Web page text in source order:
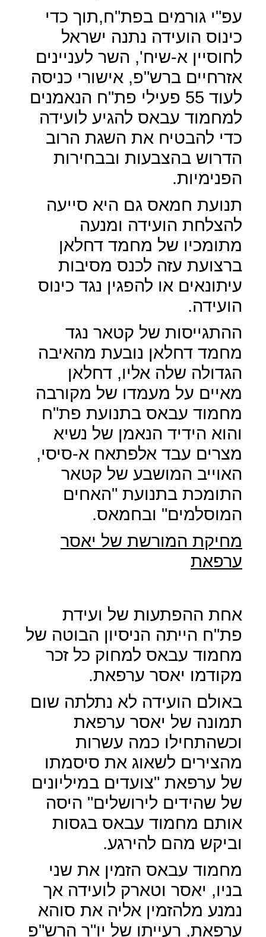
עפ"י גורמים בפת"ח,תוך כדי
כינוס הועידה נתנה ישראל
לחוסיין א-שיח', השר לעניינים
אזרחיים ברש"פ, אישורי כניסה
לעוד 55 פעילי פת"ח הנאמנים
למחמוד עבאס להגיע לועידה
כדי להבטיח את השגת הרוב
הדרוש בהצבעות ובבחירות
הפנימיות.
תנועת חמאס גם היא סייעה
להצלחת הועידה ומנעה
מתומכיו של מחמד דחלאן
ברצועת עזה לכנס מסיבות
עיתונאים או להפגין נגד כינוס
הועידה.
ההתגייסות של קטאר נגד
מחמד דחלאן נובעת מהאיבה
הגדולה שלה אליו, דחלאן
מאיים על מעמדו של מקורבה
מחמוד עבאס בתנועת פת"ח
והוא הידיד הנאמן של נשיא
מצרים עבד אלפתאח א-סיסי,
האוייב המושבע של קטאר
התומכת בתנועת "האחים
המוסלמים" ובחמאס.
מחיקת המורשת של יאסר
ערפאת
אחת ההפתעות של ועידת
פת"ח הייתה הניסיון הבוטה של
מחמוד עבאס למחוק כל זכר
מקודמו יאסר ערפאת.
באולם הועידה לא נתלתה שום
תמונה של יאסר ערפאת
וכשהתחילו כמה עשרות
מהצירים לשאוג את סיסמתו
של ערפאת "צועדים במיליונים
של שהידים לירושלים" היסה
אותם מחמוד עבאס בגסות
וביקש מהם להירגע.
מחמוד עבאס הזמין את שני
בניו, יאסר וטארק לועידה אך
נמנע מלהזמין אליה את סוהא
ערפאת, רעייתו של יו"ר הרש"פ